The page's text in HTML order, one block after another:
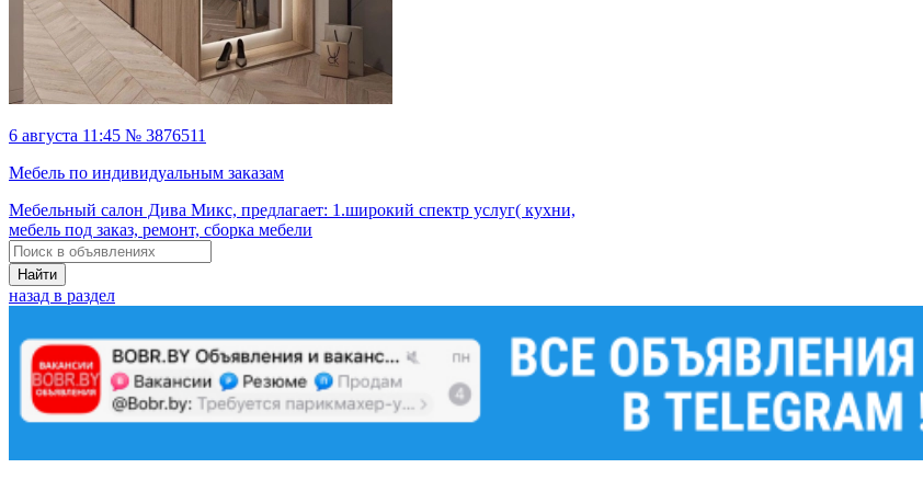
6 августа 11:45 № 3876511
Мебель по индивидуальным заказам
Мебельный салон Дива Микс, предлагает: 1.широкий спектр услуг( кухни,
мебель под заказ, ремонт, сборка мебели
Найти
назад в раздел